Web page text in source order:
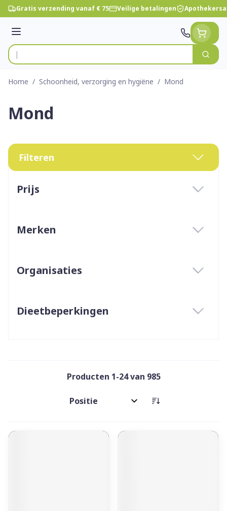
Ga naar de inhoud
Gratis verzending vanaf € 75 Veilige betalingen
Menu
Product, merk, categorie...
Zoek
Home / Schoonheid, verzorging en hygiëne / Mond
Mond
Filteren
Prijs
Merken
Organisaties
Dieetbeperkingen
Producten 1-24van 985
Sorteer op: